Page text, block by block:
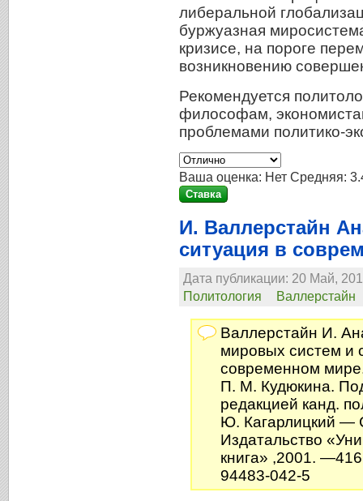
либеральной
буржуазная
кризисе, на пороге
возникновению
Рекомендуется
философам,
проблемами политико-
Ваша оценка: Нет Средняя:
И. Валлерстайн
ситуация в
Дата публикации: 20 Май,
Политология
Валлерстайн
Валлерстайн И.
мировых систем и
современном
П. М. Кудюкина.
редакцией канд.
Ю. Кагарлицкий —
Издатальство
книга» ,2001.
94483-042-5